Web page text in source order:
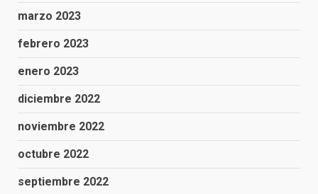
marzo 2023
febrero 2023
enero 2023
diciembre 2022
noviembre 2022
octubre 2022
septiembre 2022